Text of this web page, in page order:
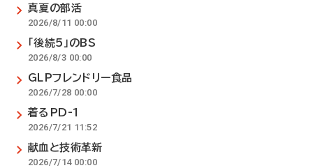
真夏の部活
2026/8/11 00:00
「後続5」のBS
2026/8/3 00:00
GLPフレンドリー食品
2026/7/28 00:00
着るPD-1
2026/7/21 11:52
献血と技術革新
2026/7/14 00:00